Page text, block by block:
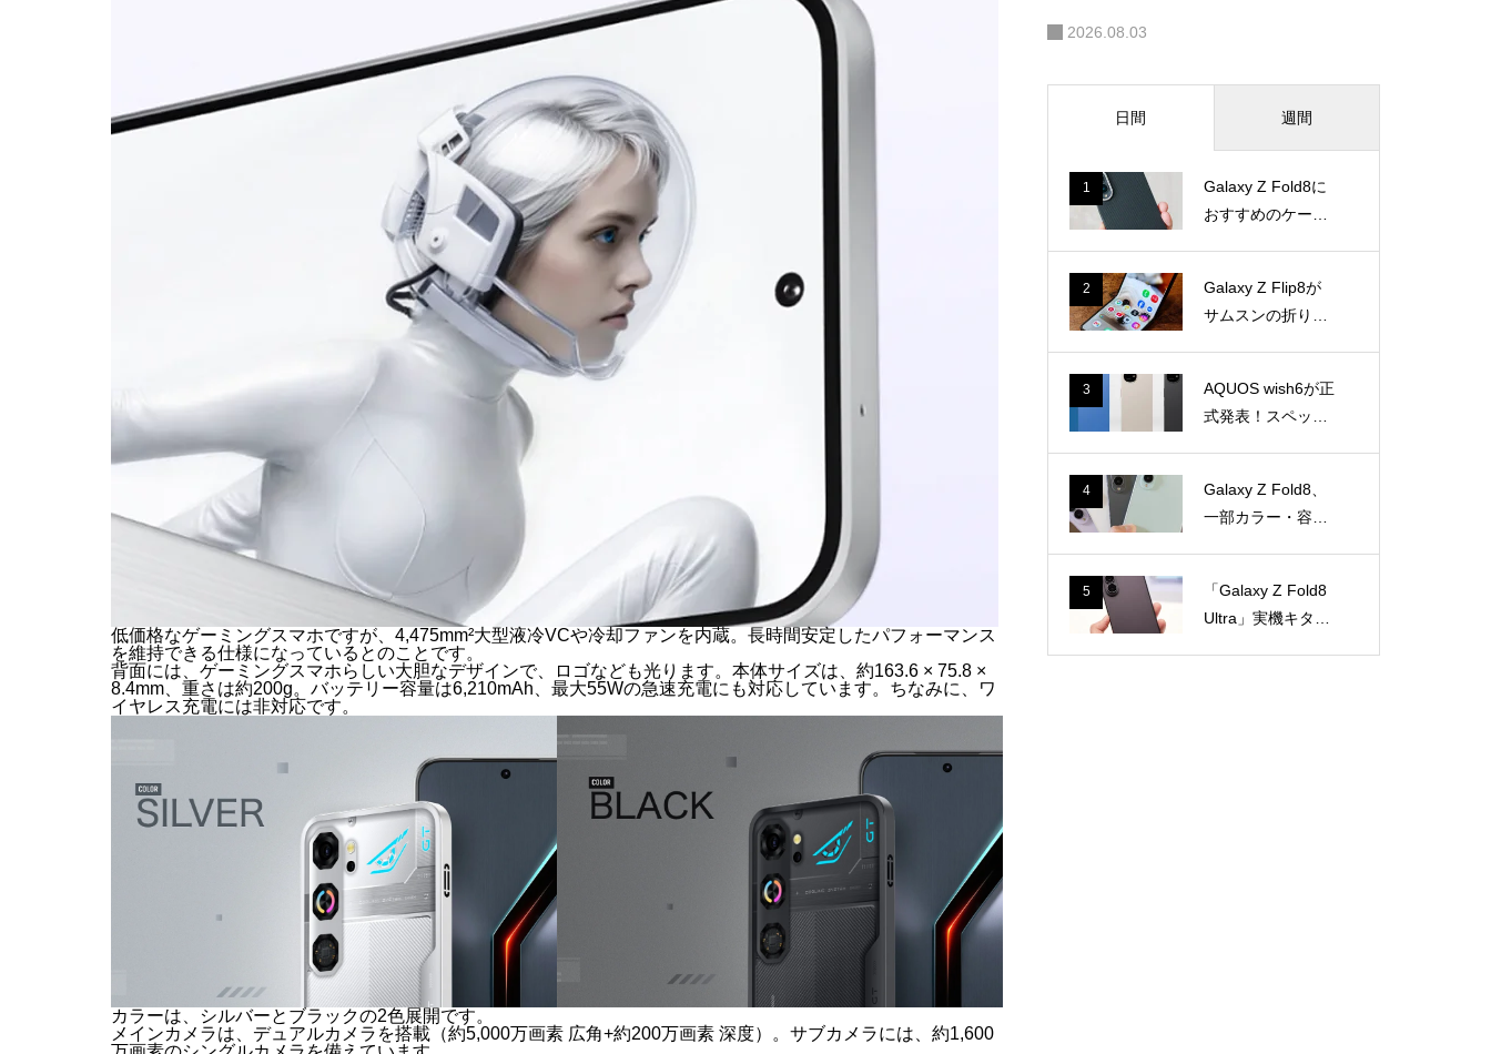
低価格なゲーミングスマホですが、4,475mm²大型液冷VCや冷却ファンを内蔵。長時間安定したパフォーマンス
を維持できる仕様になっているとのことです。
背面には、ゲーミングスマホらしい大胆なデザインで、ロゴなども光ります。本体サイズは、約163.6 × 75.8 ×
8.4mm、重さは約200g。バッテリー容量は6,210mAh、最大55Wの急速充電にも対応しています。ちなみに、ワ
イヤレス充電には非対応です。
カラーは、シルバーとブラックの2色展開です。
メインカメラは、デュアルカメラを搭載（約5,000万画素 広角+約200万画素 深度）。サブカメラには、約1,600
2026.08.03
日間 週間
1
Galaxy Z Fold8に
おすすめのケース
感じた魅力
2
Galaxy Z Flip8が
サムスンの折りた
3
AQUOS wish6が正
式発表！スペック
4
Galaxy Z Fold8、
一部カラー・容量
のモデルもあり
5
「Galaxy Z Fold8
Ultra」実機キタ。